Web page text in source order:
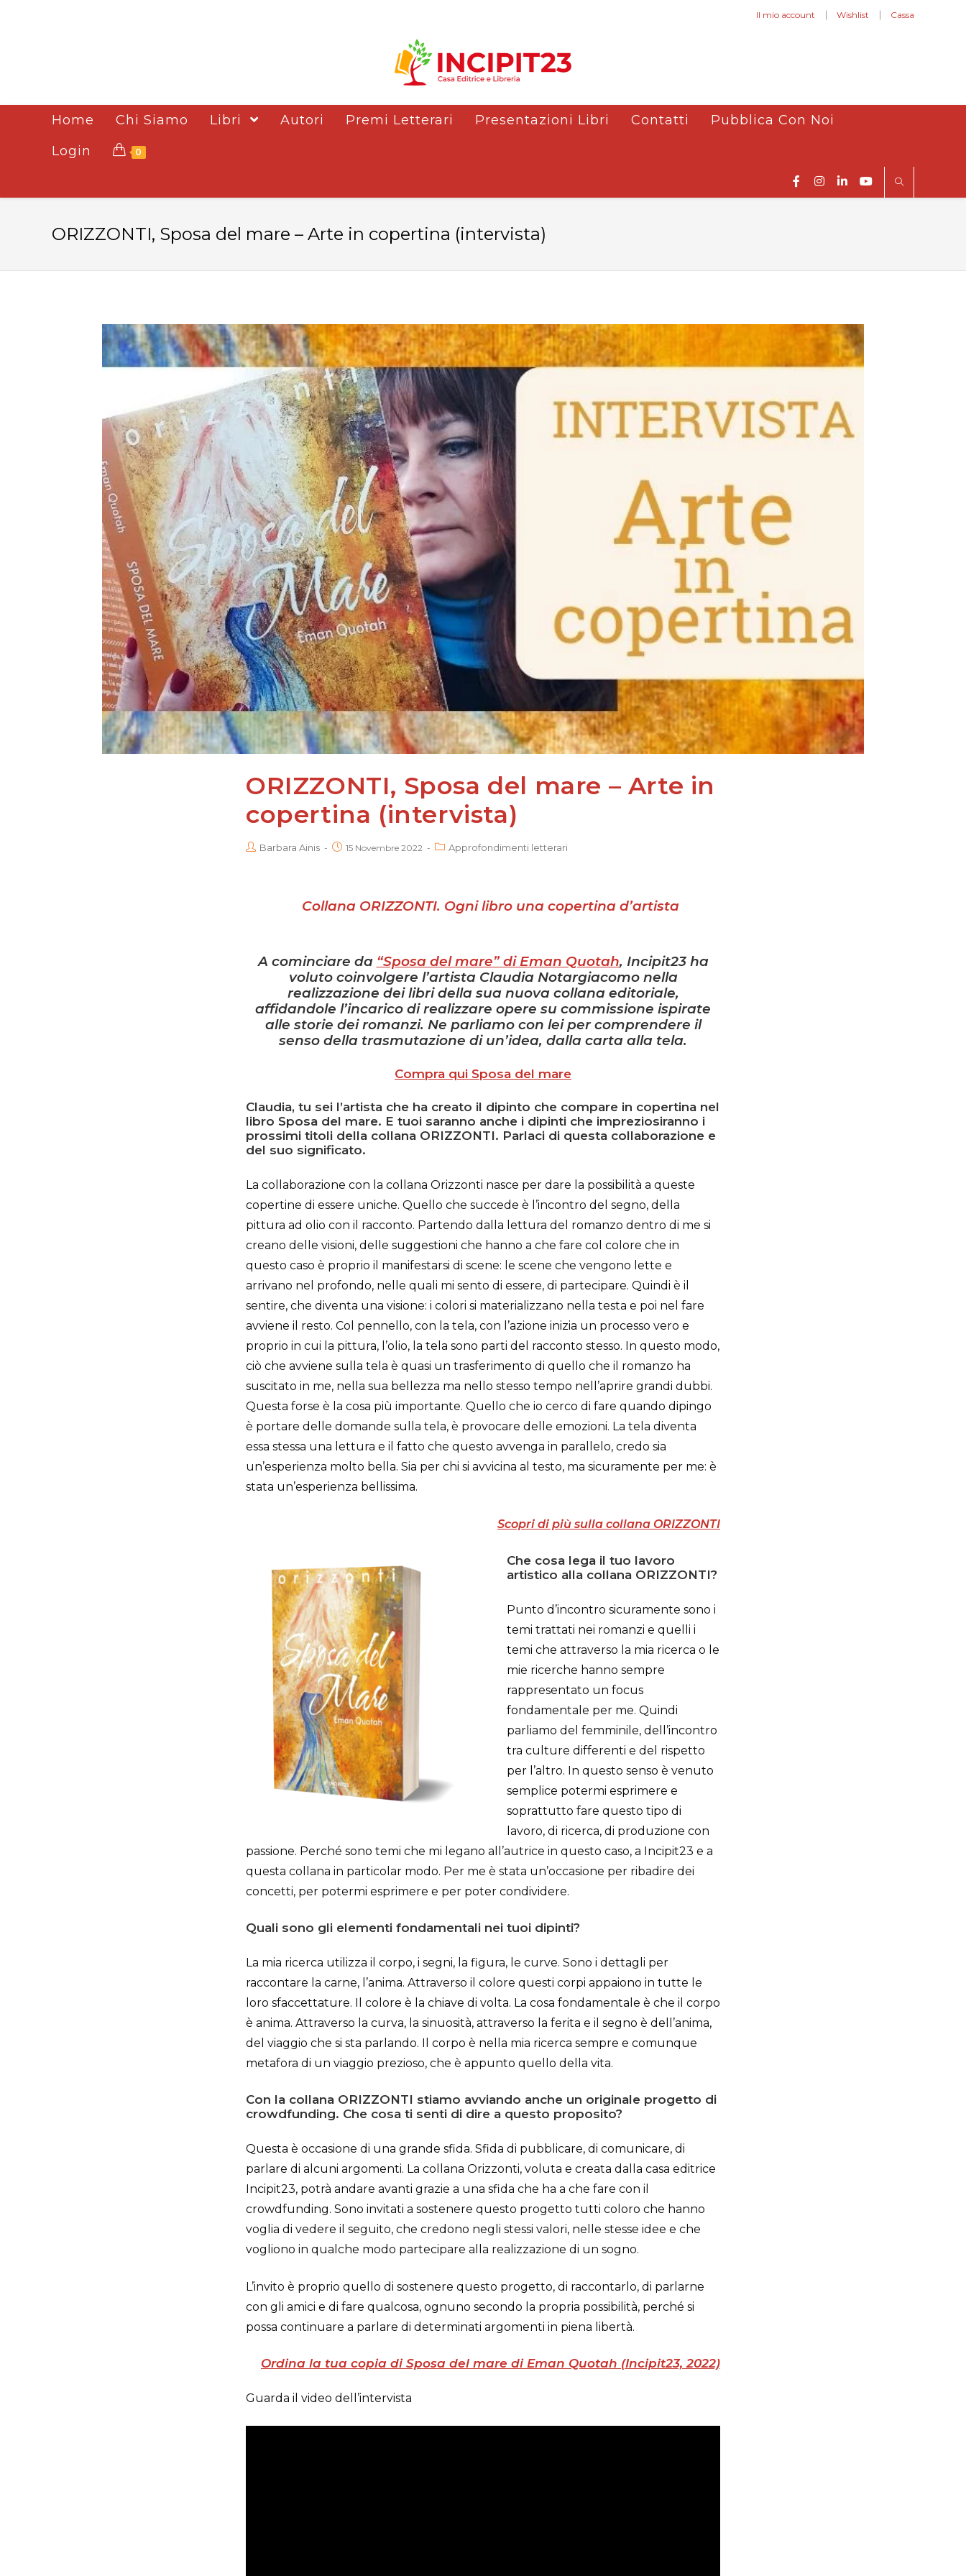
Il mio account Wishlist Cassa
Home Chi Siamo Libri Autori Premi Letterari Presentazioni Libri Contatti
Pubblica Con Noi
Login
0
ORIZZONTI, Sposa del mare – Arte in copertina (intervista)
ORIZZONTI, Sposa del mare – Arte in
copertina (intervista)
Barbara Ainis 15 Novembre 2022 Approfondimenti letterari
Collana ORIZZONTI. Ogni libro una copertina d’artista
A cominciare da “Sposa del mare” di Eman Quotah, Incipit23 ha
voluto coinvolgere l’artista Claudia Notargiacomo nella
realizzazione dei libri della sua nuova collana editoriale,
affidandole l’incarico di realizzare opere su commissione ispirate
alle storie dei romanzi. Ne parliamo con lei per comprendere il
senso della trasmutazione di un’idea, dalla carta alla tela.
Compra qui Sposa del mare
Claudia, tu sei l’artista che ha creato il dipinto che compare in copertina nel
libro Sposa del mare. E tuoi saranno anche i dipinti che impreziosiranno i
prossimi titoli della collana ORIZZONTI. Parlaci di questa collaborazione e
del suo significato.
La collaborazione con la collana Orizzonti nasce per dare la possibilità a queste
copertine di essere uniche. Quello che succede è l’incontro del segno, della
pittura ad olio con il racconto. Partendo dalla lettura del romanzo dentro di me si
creano delle visioni, delle suggestioni che hanno a che fare col colore che in
questo caso è proprio il manifestarsi di scene: le scene che vengono lette e
arrivano nel profondo, nelle quali mi sento di essere, di partecipare. Quindi è il
sentire, che diventa una visione: i colori si materializzano nella testa e poi nel fare
avviene il resto. Col pennello, con la tela, con l’azione inizia un processo vero e
proprio in cui la pittura, l’olio, la tela sono parti del racconto stesso. In questo modo,
ciò che avviene sulla tela è quasi un trasferimento di quello che il romanzo ha
suscitato in me, nella sua bellezza ma nello stesso tempo nell’aprire grandi dubbi.
Questa forse è la cosa più importante. Quello che io cerco di fare quando dipingo
è portare delle domande sulla tela, è provocare delle emozioni. La tela diventa
essa stessa una lettura e il fatto che questo avvenga in parallelo, credo sia
un’esperienza molto bella. Sia per chi si avvicina al testo, ma sicuramente per me: è
stata un’esperienza bellissima.
Scopri di più sulla collana ORIZZONTI
Che cosa lega il tuo lavoro
artistico alla collana ORIZZONTI?
Punto d’incontro sicuramente sono i
temi trattati nei romanzi e quelli i
temi che attraverso la mia ricerca o le
mie ricerche hanno sempre
rappresentato un focus
fondamentale per me. Quindi
parliamo del femminile, dell’incontro
tra culture differenti e del rispetto
per l’altro. In questo senso è venuto
semplice potermi esprimere e
soprattutto fare questo tipo di
lavoro, di ricerca, di produzione con
passione. Perché sono temi che mi legano all’autrice in questo caso, a Incipit23 e a
questa collana in particolar modo. Per me è stata un’occasione per ribadire dei
concetti, per potermi esprimere e per poter condividere.
Quali sono gli elementi fondamentali nei tuoi dipinti?
La mia ricerca utilizza il corpo, i segni, la figura, le curve. Sono i dettagli per
raccontare la carne, l’anima. Attraverso il colore questi corpi appaiono in tutte le
loro sfaccettature. Il colore è la chiave di volta. La cosa fondamentale è che il corpo
è anima. Attraverso la curva, la sinuosità, attraverso la ferita e il segno è dell’anima,
del viaggio che si sta parlando. Il corpo è nella mia ricerca sempre e comunque
metafora di un viaggio prezioso, che è appunto quello della vita.
Con la collana ORIZZONTI stiamo avviando anche un originale progetto di
crowdfunding. Che cosa ti senti di dire a questo proposito?
Questa è occasione di una grande sfida. Sfida di pubblicare, di comunicare, di
parlare di alcuni argomenti. La collana Orizzonti, voluta e creata dalla casa editrice
Incipit23, potrà andare avanti grazie a una sfida che ha a che fare con il
crowdfunding. Sono invitati a sostenere questo progetto tutti coloro che hanno
voglia di vedere il seguito, che credono negli stessi valori, nelle stesse idee e che
vogliono in qualche modo partecipare alla realizzazione di un sogno.
L’invito è proprio quello di sostenere questo progetto, di raccontarlo, di parlarne
con gli amici e di fare qualcosa, ognuno secondo la propria possibilità, perché si
possa continuare a parlare di determinati argomenti in piena libertà.
Ordina la tua copia di Sposa del mare di Eman Quotah (Incipit23, 2022)
Guarda il video dell’intervista